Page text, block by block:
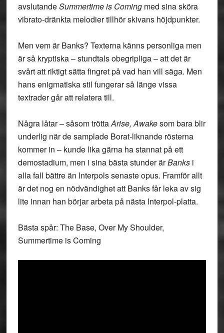
avslutandeSummertime is Comingmed sina sköra
vibrato-dränkta melodier tillhör skivans höjdpunkter.
Men vem är Banks? Texterna känns personliga men
är så kryptiska – stundtals obegripliga – att det är
svårt att riktigt sätta fingret på vad han vill säga. Men
hans enigmatiska stil fungerar så länge vissa
textrader går att relatera till.
Några låtar – såsom tröttaArise, Awakesom bara blir
underlig när de samplade Borat-liknande rösterna
kommer in – kunde lika gärna ha stannat på ett
demostadium, men i sina bästa stunder ärBanksi
alla fall bättre än Interpols senaste opus. Framför allt
är det nog en nödvändighet att Banks får leka av sig
lite innan han börjar arbeta på nästa Interpol-platta.
Bästa spår: The Base, Over My Shoulder,
Summertime is Coming